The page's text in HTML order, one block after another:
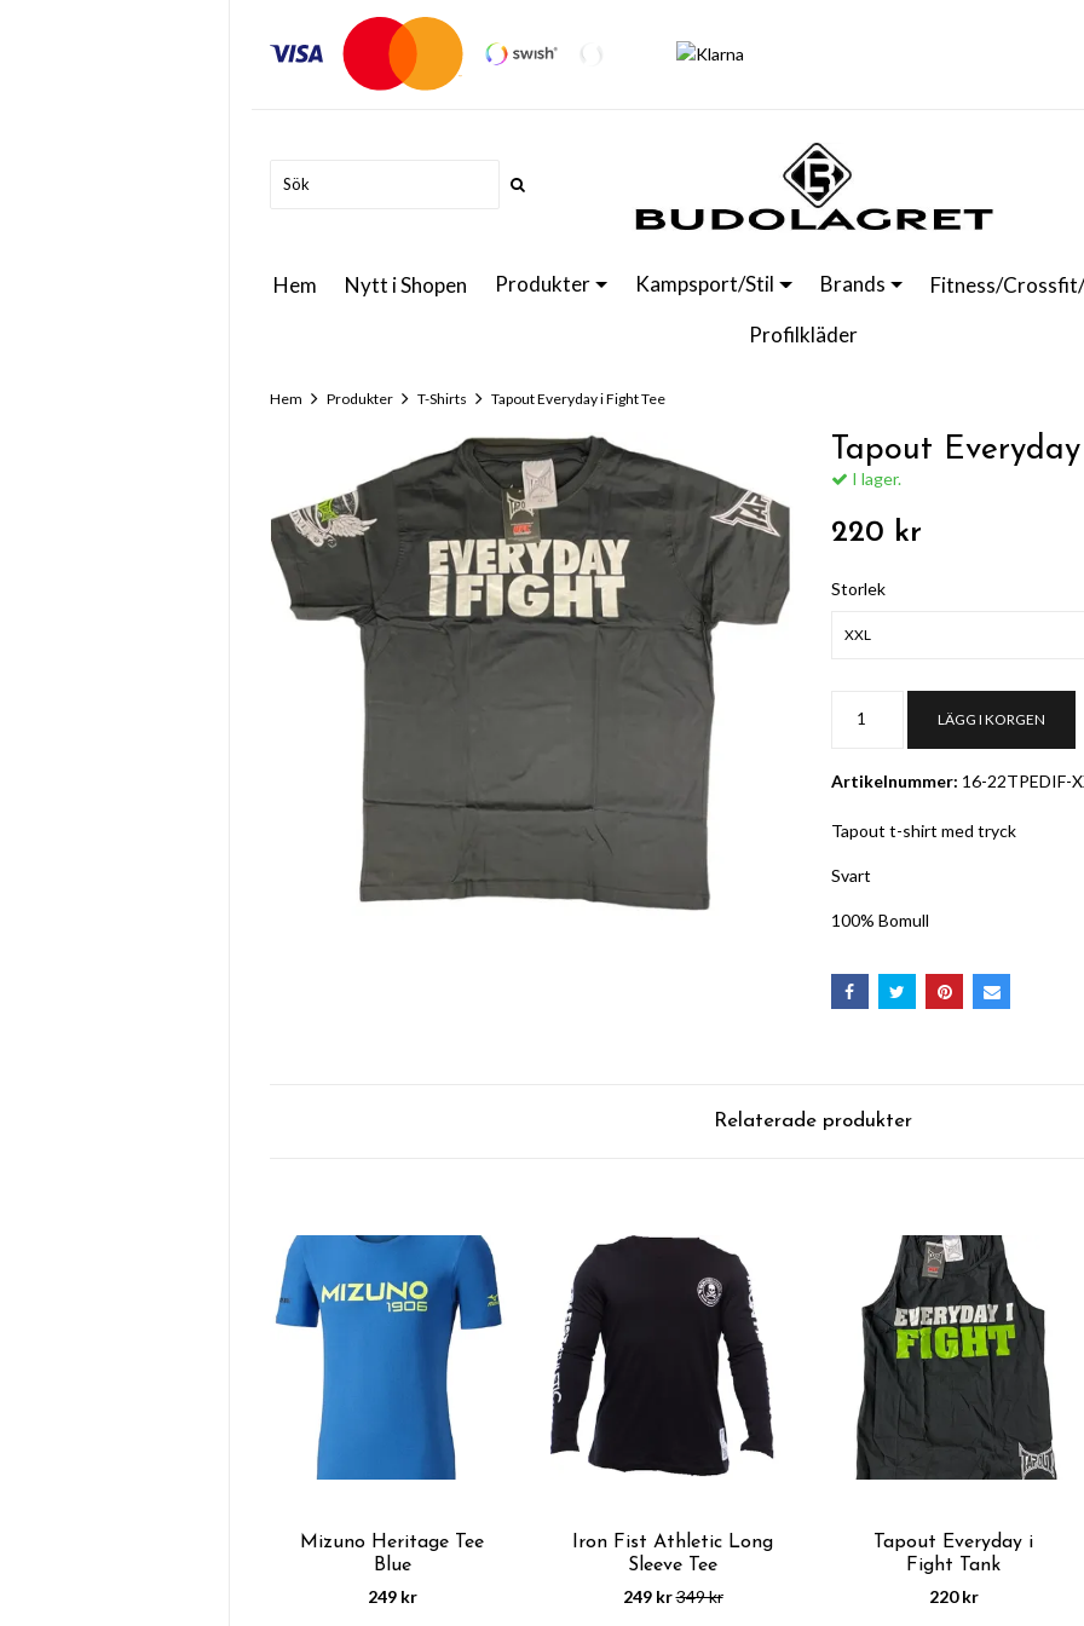
Hem Nytt i Shopen Produkter Kampsport/Stil Brands
Fitness/
Profilkläder
Hem Produkter T-Shirts Tapout Everyday i Fight Tee
Tapout
I lager.
220 kr
Storlek
XXL
LÄGG I KORGEN
Artikelnummer: 16-22TPEDIF-
Tapout t-shirt med tryck
Svart
100% Bomull
Relaterade produkter
Mizuno Heritage Tee
Blue
249 kr
Iron Fist Athletic Long
Sleeve Tee
249 kr349 kr
Tapout Everyday i
Fight Tank
220 kr